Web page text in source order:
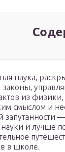
наука,
из
смыслом и
запутанности
и лучше
в школе.